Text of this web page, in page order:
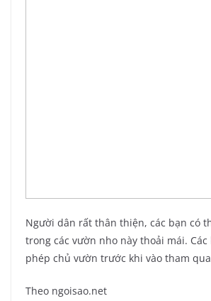
Người dân rất thân thiện, các bạn có
trong các vườn nho này thoải mái.
phép chủ vườn trước khi vào tham
Theo ngoisao.net